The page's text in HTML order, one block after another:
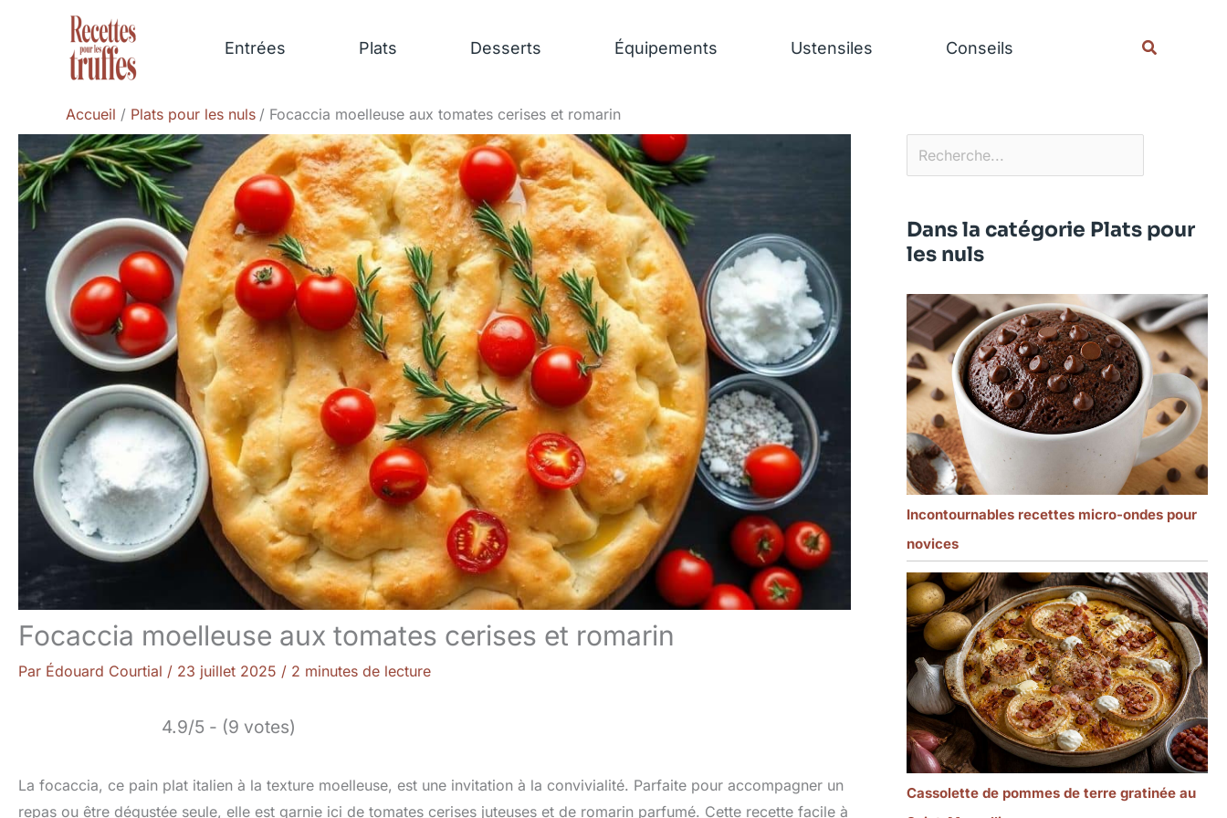
Entrées Plats Desserts Équipements Ustensiles Conseils
Accueil Plats pour les nuls Focaccia moelleuse aux tomates cerises et romarin
Focaccia moelleuse aux tomates cerises et romarin
Par Édouard Courtial / 23 juillet 2025 / 2 minutes de lecture
4.9/5 - (9 votes)
La focaccia, ce pain plat italien à la texture moelleuse, est une invitation à la convivialité. Parfaite pour accompagner un
repas ou être dégustée seule, elle est garnie ici de tomates cerises juteuses et de romarin parfumé. Cette recette facile à
Dans la catégorie Plats pour
les nuls
Incontournables recettes micro-ondes pour
novices
Cassolette de pommes de terre gratinée au